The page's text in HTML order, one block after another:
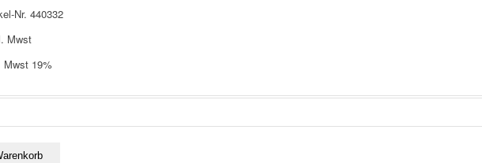
Nr. 440332
Mwst
Mwst 19%